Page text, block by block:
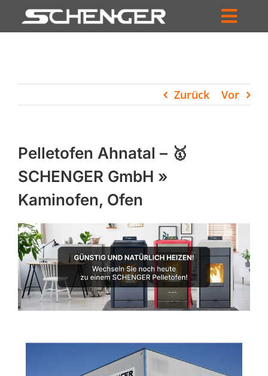
Inhalt
HÄNDLERSUCHE
UNTERNEHMEN
PROFIL
WARENKORB
PRODUCTS
SEARCH
Zurück Vor
Pelletofen Ahnatal – 🥇
SCHENGER GmbH »
Kaminofen, Ofen